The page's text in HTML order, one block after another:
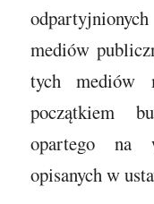
mediów
tych mediów
początkiem
opartego na
opisanych w